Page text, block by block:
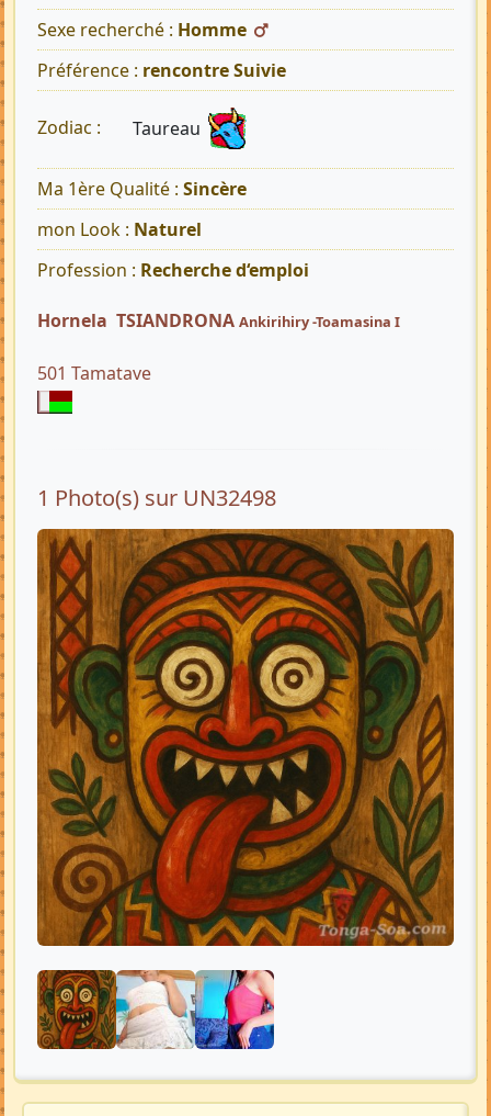
Sexe recherché : Homme
Préférence : rencontre Suivie
Zodiac : Taureau
Ma 1ère Qualité : Sincère
mon Look : Naturel
Profession : Recherche d‘emploi
Hornela TSIANDRONA Ankirihiry -Toamasina I
501 Tamatave
1 Photo(s) sur UN32498